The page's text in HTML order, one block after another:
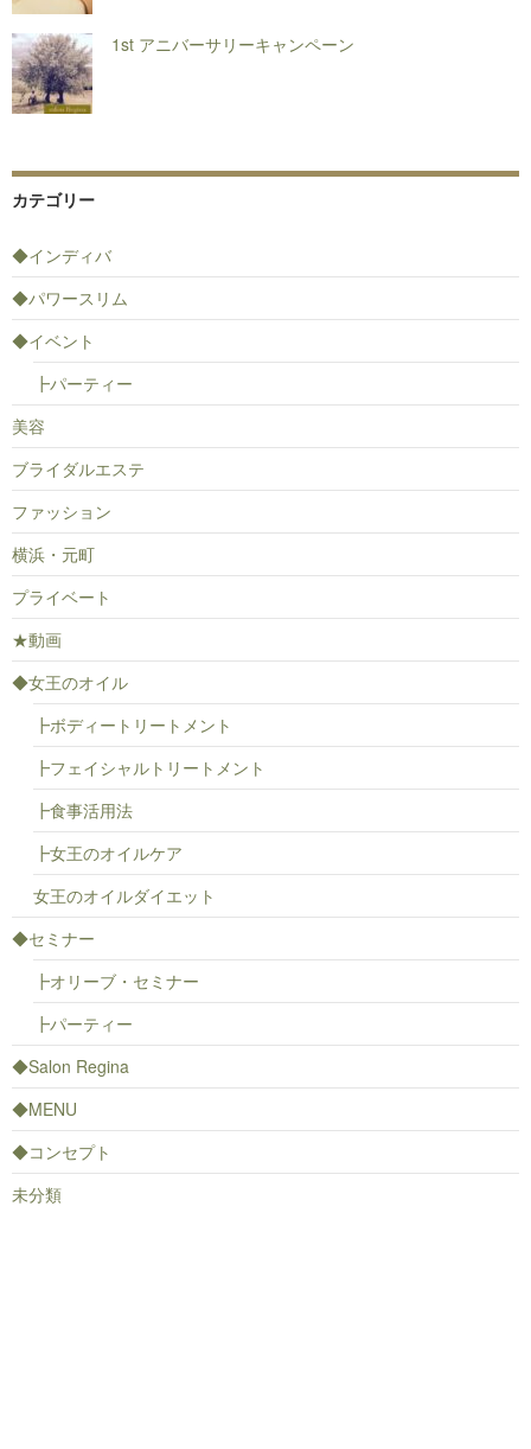
1st アニバーサリーキャンペーン
カテゴリー
◆インディバ
◆パワースリム
◆イベント
┣パーティー
美容
ブライダルエステ
ファッション
横浜・元町
プライベート
★動画
◆女王のオイル
┣ボディートリートメント
┣フェイシャルトリートメント
┣食事活用法
┣女王のオイルケア
女王のオイルダイエット
◆セミナー
┣オリーブ・セミナー
┣パーティー
◆Salon Regina
◆MENU
◆コンセプト
未分類